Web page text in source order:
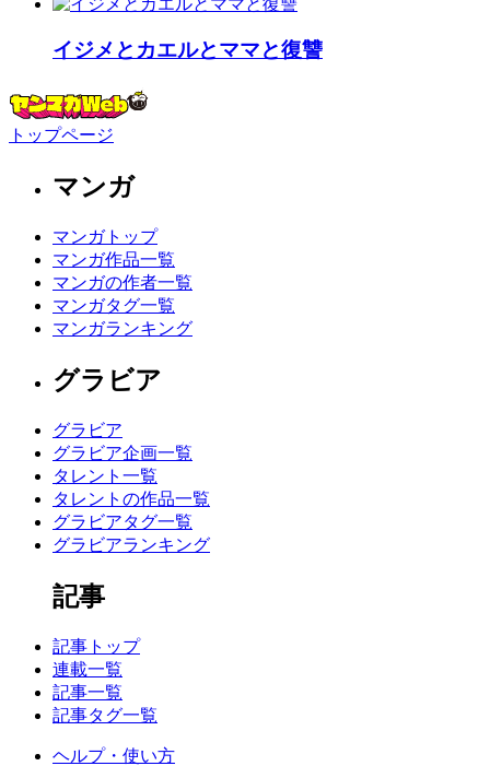
イジメとカエルとママと復讐
トップページ
マンガ
マンガトップ
マンガ作品一覧
マンガの作者一覧
マンガタグ一覧
マンガランキング
グラビア
グラビア
グラビア企画一覧
タレント一覧
タレントの作品一覧
グラビアタグ一覧
グラビアランキング
記事
記事トップ
連載一覧
記事一覧
記事タグ一覧
ヘルプ・使い方